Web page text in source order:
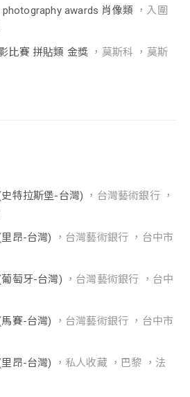
awards 肖像類 ，入圍
比賽 拼貼類 金獎 ，莫斯科 ，莫斯
特拉斯堡-台灣) ，台灣藝術銀行 ，
昂-台灣) ，台灣藝術銀行 ，台中市
萄牙-台灣) ，台灣藝術銀行 ，台中
賽-台灣) ，台灣藝術銀行 ，台中市
昂-台灣) ，私人收藏 ，巴黎 ，法